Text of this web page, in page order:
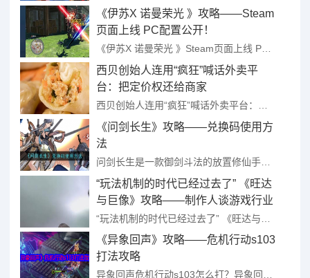
《伊苏X 诺曼荣光 》攻略——Steam
页面上线 PC配置公开！
西贝创始人连用“疯狂”喊话外卖平
台：把定价权还给商家
《问剑长生》攻略——兑换码使用方
法
“玩法机制的时代已经过去了” 《旺达
与巨像》攻略——制作人谈游戏行业
现状
《异象回声》攻略——危机行动s103
打法攻略
异象回声危机行动s103怎么打？异象回声》是一款结合了角色扮演、冒险以及卡牌元素的手游。s103主要爆蓝色的武器类双特性心锚。接下来给大家带来了《异象回声》危机行动s103打法攻略，大家可以参考一下！ ...